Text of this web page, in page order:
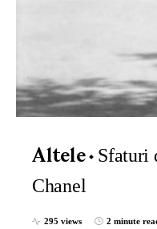
Altele
Sfaturi
Chanel
295 views 2 minute